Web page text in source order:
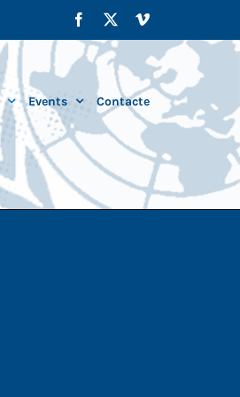
Facebook Vimeo
Events Contacte